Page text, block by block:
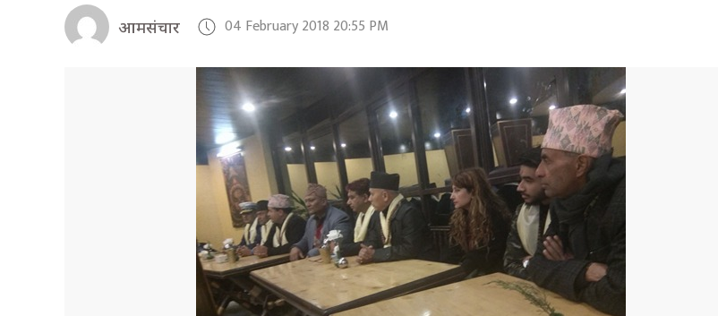
आमसंचार 04 February 2018 20:55 PM